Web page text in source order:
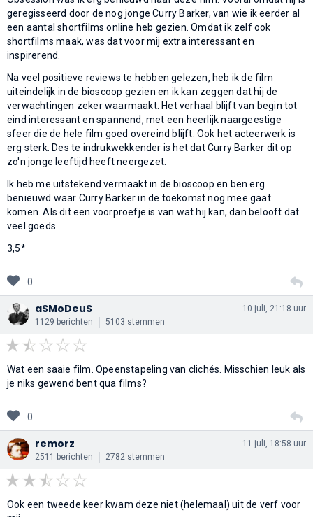
geregisseerd door de nog jonge Curry Barker, van wie ik eerder al
een aantal shortfilms online heb gezien. Omdat ik zelf ook
shortfilms maak, was dat voor mij extra interessant en
inspirerend.
Na veel positieve reviews te hebben gelezen, heb ik de film
uiteindelijk in de bioscoop gezien en ik kan zeggen dat hij de
verwachtingen zeker waarmaakt. Het verhaal blijft van begin tot
eind interessant en spannend, met een heerlijk naargeestige
sfeer die de hele film goed overeind blijft. Ook het acteerwerk is
erg sterk. Des te indrukwekkender is het dat Curry Barker dit op
zo'n jonge leeftijd heeft neergezet.
Ik heb me uitstekend vermaakt in de bioscoop en ben erg
benieuwd waar Curry Barker in de toekomst nog mee gaat
komen. Als dit een voorproefje is van wat hij kan, dan belooft dat
veel goeds.
3,5*
0
aSMoDeuS
1129 berichten 5103 stemmen
10 juli, 21:18 uur
Wat een saaie film. Opeenstapeling van clichés. Misschien leuk als
je niks gewend bent qua films?
0
remorz
2511 berichten 2782 stemmen
11 juli, 18:58 uur
Ook een tweede keer kwam deze niet (helemaal) uit de verf voor